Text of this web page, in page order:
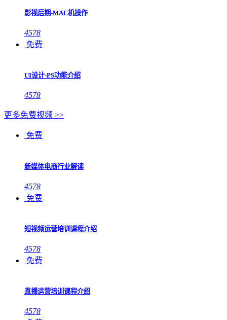
影视后期-MAC机操作
4578
免费
UI设计-PS功能介绍
4578
更多免费视频 >>
免费
新媒体电商行业解读
4578
免费
短视频运营培训课程介绍
4578
免费
直播运营培训课程介绍
4578